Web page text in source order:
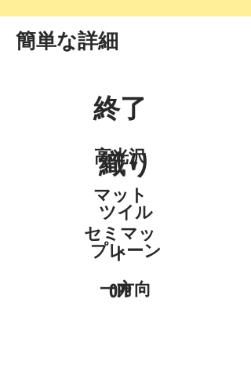
簡単な詳細
終了
高光沢
マット
セミマッ
ト
OPP
織り
ツイル
プレーン
一方向